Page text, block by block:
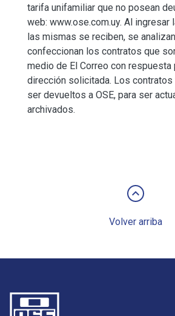
tarifa unifamiliar que no posean
web: www.ose.com.uy. Al
las mismas se reciben, se
confeccionan los contratos que
medio de El Correo con respuesta
dirección solicitada. Los
ser devueltos a OSE, para ser
archivados.
keyboard_arrow_up
Volver arriba